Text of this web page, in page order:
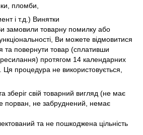
пломби,
і т.д.) Винятки
замовили товарну помилку або
Ви можете відмовитися
та повернути товар (сплативши
протягом 14 календарних
Ця процедура не використовується,
зберіг свій товарний вигляд (не має
порван, не забруднений, немає
та не пошкоджена цільність